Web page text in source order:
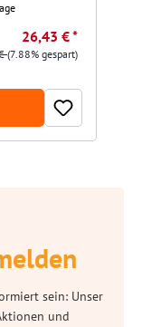
26,43 € *
(7.88% gespart)
sein: Unser
und